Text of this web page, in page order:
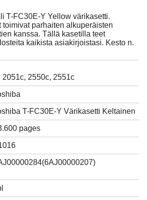
T-FC30E-Y Yellow värikasetti.
toimivat parhaiten alkuperäisten
kanssa. Tällä kasetilla teet
kaikista asiakirjoistasi. Kesto n.
2550c, 2551c
T-FC30E-Y Värikasetti Keltainen
pages